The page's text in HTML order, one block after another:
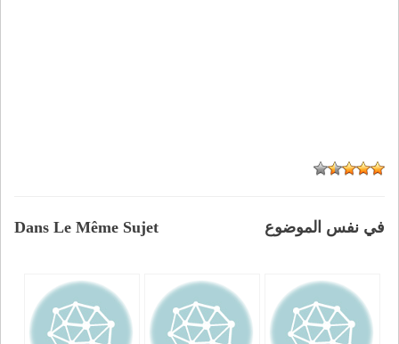
Dans Le Même Sujet في نفس الموضوع